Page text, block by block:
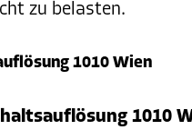
zu belasten.
1010 Wien
1010